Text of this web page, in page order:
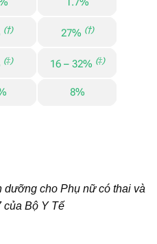
(†) 27% (†)
(‡) 16 – 32% (‡)
8%
dưỡng cho Phụ nữ có thai và
của Bộ Y Tế